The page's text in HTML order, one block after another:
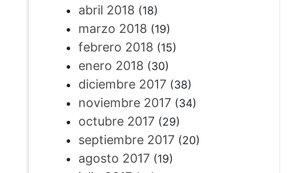
abril 2018 (18)
marzo 2018 (19)
febrero 2018 (15)
enero 2018 (30)
diciembre 2017(38)
noviembre 2017(34)
octubre 2017(29)
septiembre 2017(20)
agosto 2017(19)